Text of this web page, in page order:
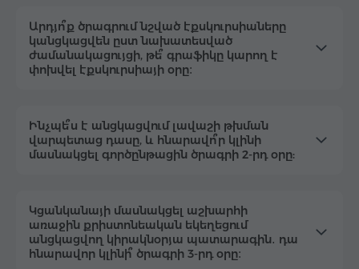
Արդյո՞ք ծրագրում նշված էքսկուրսիաները
կանցկացվեն ըստ նախատեսված
ժամանակացույցի, թե՞ գրաֆիկը կարող է
փոխվել էքսկուրսիայի օրը։
Ինչպե՞ս է անցկացվում լավաշի թխման
վարպետաց դասը, և հնարավո՞ր կլինի
մասնակցել գործընթացին ծրագրի 2-րդ օրը:
Կցանկանայի մասնակցել աշխարհի
առաջին քրիստոնեական եկեղեցում
անցկացվող կիրակնօրյա պատարագին․ դա
հնարավոր կլինի՞ ծրագրի 3-րդ օրը։